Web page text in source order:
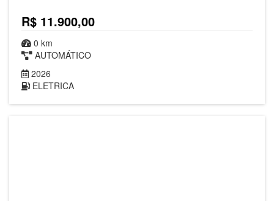
R$ 11.900,00
0 km
AUTOMÁTICO
2026
ELETRICA